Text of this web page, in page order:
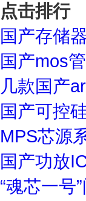
点击排行
国产存储
国产mos
几款国产
国产可控
MPS芯源
国产功放
“魂芯一号